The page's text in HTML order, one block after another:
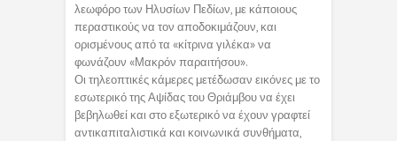
λεωφόρο των Ηλυσίων Πεδίων, με κάποιους
περαστικούς να τον αποδοκιμάζουν, και
ορισμένους από τα «κίτρινα γιλέκα» να
φωνάζουν «Μακρόν παραιτήσου».
Οι τηλεοπτικές κάμερες μετέδωσαν εικόνες με το
εσωτερικό της Αψίδας του Θριάμβου να έχει
βεβηλωθεί και στο εξωτερικό να έχουν γραφτεί
αντικαπιταλιστικά και κοινωνικά συνθήματα,